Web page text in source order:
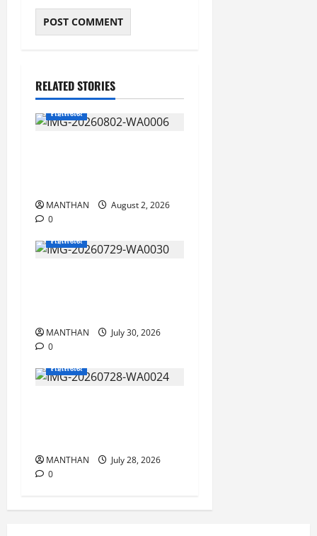
RELATED STORIES
ମହାନଗର
MANTHAN
August 2, 2026
0
ମହାନଗର
MANTHAN
July 30, 2026
0
ମହାନଗର
MANTHAN
July 28, 2026
0